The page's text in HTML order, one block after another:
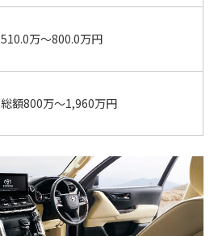
510.0万〜800.0万円
総額800万〜1,960万円